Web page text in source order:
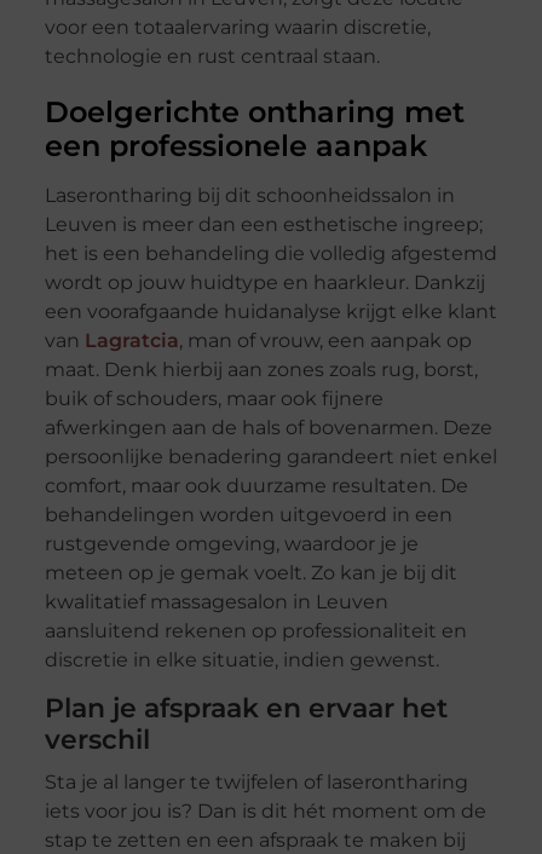
voor een totaalervaring waarin discretie,
technologie en rust centraal staan.
Doelgerichte ontharing met
een professionele aanpak
Laserontharing bij dit schoonheidssalon in
Leuven is meer dan een esthetische ingreep;
het is een behandeling die volledig afgestemd
wordt op jouw huidtype en haarkleur. Dankzij
een voorafgaande huidanalyse krijgt elke klant
van Lagratcia, man of vrouw, een aanpak op
maat. Denk hierbij aan zones zoals rug, borst,
buik of schouders, maar ook fijnere
afwerkingen aan de hals of bovenarmen. Deze
persoonlijke benadering garandeert niet enkel
comfort, maar ook duurzame resultaten. De
behandelingen worden uitgevoerd in een
rustgevende omgeving, waardoor je je
meteen op je gemak voelt. Zo kan je bij dit
kwalitatief massagesalon in Leuven
aansluitend rekenen op professionaliteit en
discretie in elke situatie, indien gewenst.
Plan je afspraak en ervaar het
verschil
Sta je al langer te twijfelen of laserontharing
iets voor jou is? Dan is dit hét moment om de
stap te zetten en een afspraak te maken bij